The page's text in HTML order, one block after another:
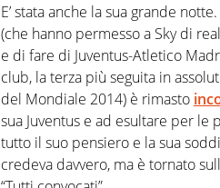
E’ stata anche la sua grande
(che hanno permesso a Sky di
e di fare di Juventus-Atletico
club, la terza più seguita in
del Mondiale 2014) è rimasto
sua Juventus e ad esultare per le
tutto il suo pensiero e la sua
credeva davvero, ma è tornato